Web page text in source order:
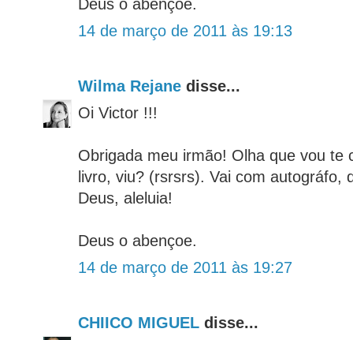
Deus o abençoe.
14 de março de 2011 às 19:13
Wilma Rejane disse...
Oi Victor !!!
Obrigada meu irmão! Olha que vou te
livro, viu? (rsrsrs). Vai com autográfo,
Deus, aleluia!
Deus o abençoe.
14 de março de 2011 às 19:27
CHIICO MIGUEL disse...